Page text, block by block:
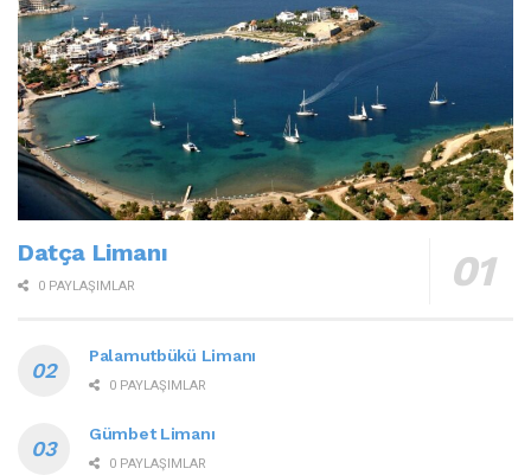
Datça Limanı
0 PAYLAŞIMLAR
Palamutbükü Limanı
0 PAYLAŞIMLAR
Gümbet Limanı
0 PAYLAŞIMLAR